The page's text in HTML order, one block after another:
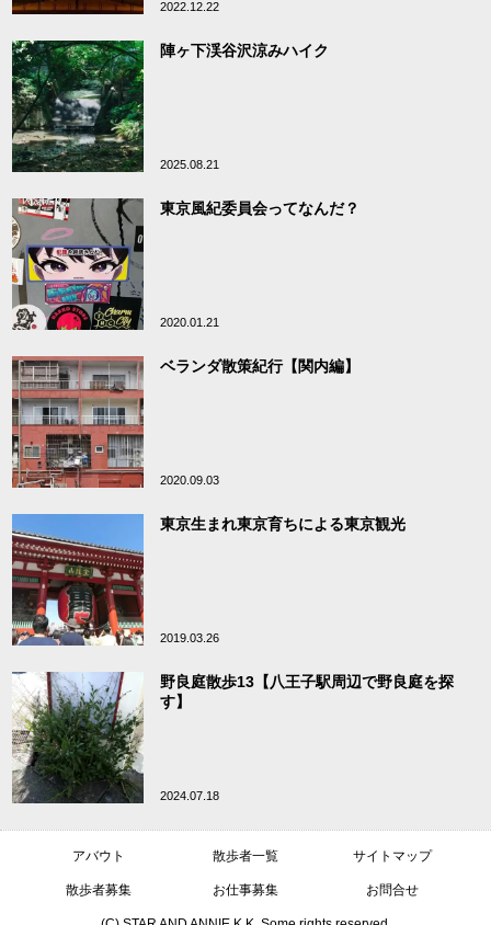
2022.12.22
陣ヶ下渓谷沢涼みハイク
2025.08.21
東京風紀委員会ってなんだ？
2020.01.21
ベランダ散策紀行【関内編】
2020.09.03
東京生まれ東京育ちによる東京観光
2019.03.26
野良庭散歩13【八王子駅周辺で野良庭を探
す】
2024.07.18
アバウト 散歩者一覧 サイトマップ
散歩者募集 お仕事募集 お問合せ